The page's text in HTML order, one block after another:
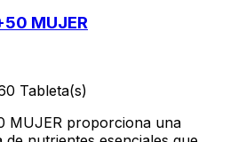
MUJER
Tableta(s)
MUJER proporciona una